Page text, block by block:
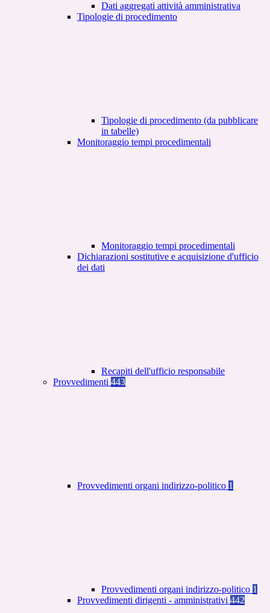
Dati aggregati attività amministrativa
Tipologie di procedimento
Tipologie di procedimento (da pubblicare
in tabelle)
Monitoraggio tempi procedimentali
Monitoraggio tempi procedimentali
Dichiarazioni sostitutive e acquisizione d'ufficio
dei dati
Recapiti dell'ufficio responsabile
Provvedimenti 443
Provvedimenti organi indirizzo-politico 1
Provvedimenti organi indirizzo-politico 1
Provvedimenti dirigenti - amministrativi 442